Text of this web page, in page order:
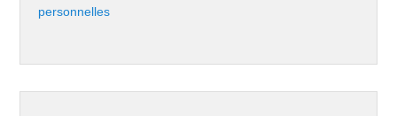
personnelles